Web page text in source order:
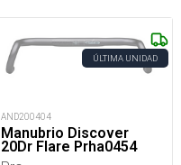
ÚLTIMA UNIDAD
AND200404
Manubrio Discover
20Dr Flare Prha0454